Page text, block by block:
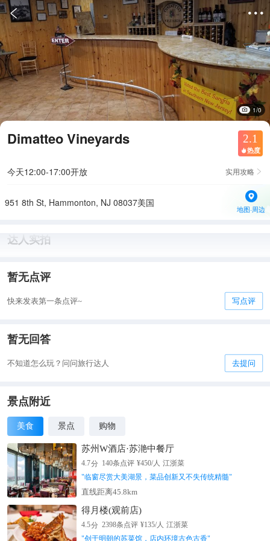
 
1/0
Dimatteo Vineyards 2.1
 热度
今天12:00-17:00开放 实用攻略 
951 8th St, Hammonton, NJ 08037美国
地图·周边
达人实拍
暂无点评
快来发表第一条点评~ 写点评
暂无回答
不知道怎么玩？问问旅行达人 去提问
景点附近
美食 景点 购物
苏州W酒店·苏滟中餐厅
4.7分 140条点评 ¥450/人 江浙菜
"临窗尽赏大美湖景，菜品创新又不失传统精髓"
直线距离45.8km
得月楼(观前店)
4.5分 2398条点评 ¥135/人 江浙菜
"创于明朝的苏菜馆，店内环境古色古香"